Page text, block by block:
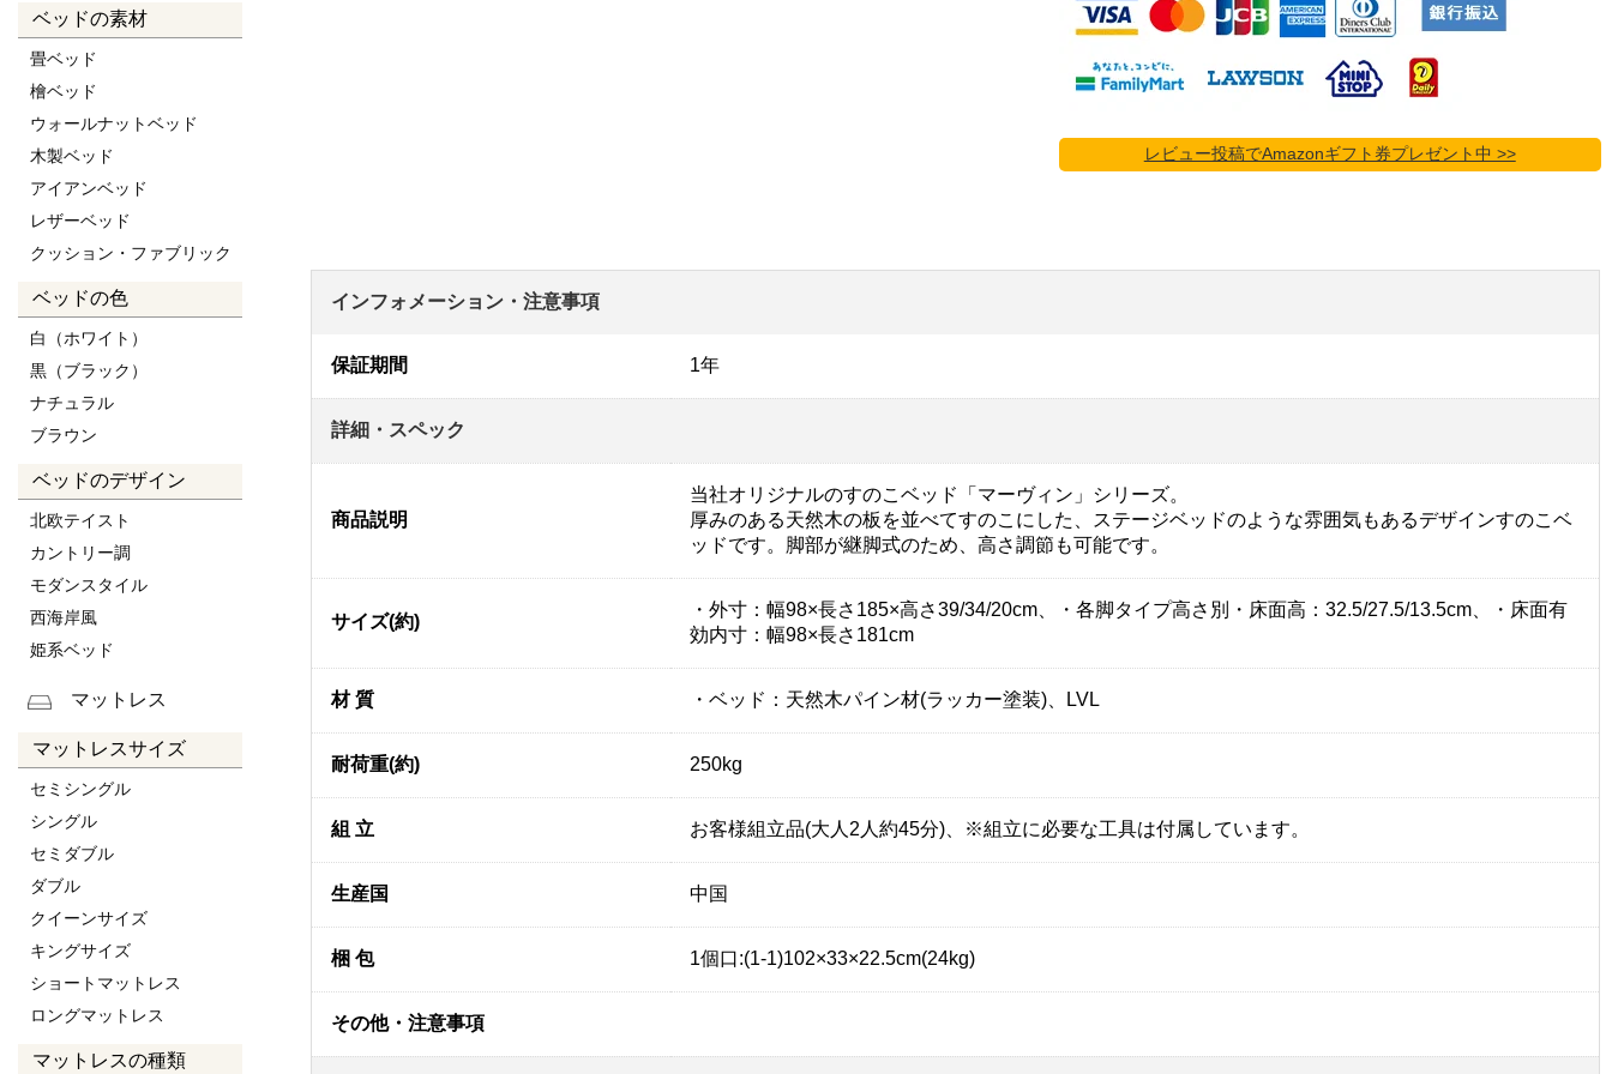
ベッドの素材
畳ベッド
檜ベッド
ウォールナットベッド
木製ベッド
アイアンベッド
レザーベッド
クッション・ファブリック
ベッドの色
白（ホワイト）
黒（ブラック）
ナチュラル
ブラウン
ベッドのデザイン
北欧テイスト
カントリー調
モダンスタイル
西海岸風
姫系ベッド
マットレス
マットレスサイズ
セミシングル
シングル
セミダブル
ダブル
クイーンサイズ
キングサイズ
ショートマットレス
ロングマットレス
マットレスの種類
レビュー投稿でAmazonギフト券プレゼント中 >>
インフォメーション・注意事項
保証期間 1年
詳細・スペック
商品説明
当社オリジナルのすのこベッド「マーヴィン」シリーズ。
厚みのある天然木の板を並べてすのこにした、ステージベッドのような雰囲気もあるデザインすのこベ
ッドです。脚部が継脚式のため、高さ調節も可能です。
サイズ(約)
・外寸：幅98×長さ185×高さ39/34/20cm、・各脚タイプ高さ別・床面高：32.5/27.5/13.5cm、・床面有
効内寸：幅98×長さ181cm
材 質 ・ベッド：天然木パイン材(ラッカー塗装)、LVL
耐荷重(約) 250kg
組 立 お客様組立品(大人2人約45分)、※組立に必要な工具は付属しています。
生産国 中国
梱 包 1個口:(1-1)102×33×22.5cm(24kg)
その他・注意事項